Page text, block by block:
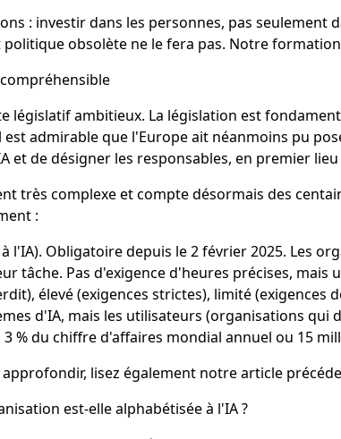
: investir dans les personnes, pas
obsolète ne le fera pas. Notre
législatif ambitieux. La législation est
admirable que l'Europe ait néanmoins pu
et de désigner les responsables, en premier
très complexe et compte désormais des
:
l'IA). Obligatoire depuis le 2 février 2025. Les
tâche. Pas d'exigence d'heures précises,
élevé (exigences strictes), limité
d'IA, mais les utilisateurs (organisations
3 % du chiffre d'affaires mondial annuel ou 15
lisez également notre article
est-elle alphabétisée à l'IA ?